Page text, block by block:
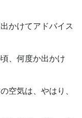
かけてアドバイス
、何度か出かけ
空気は、やはり、